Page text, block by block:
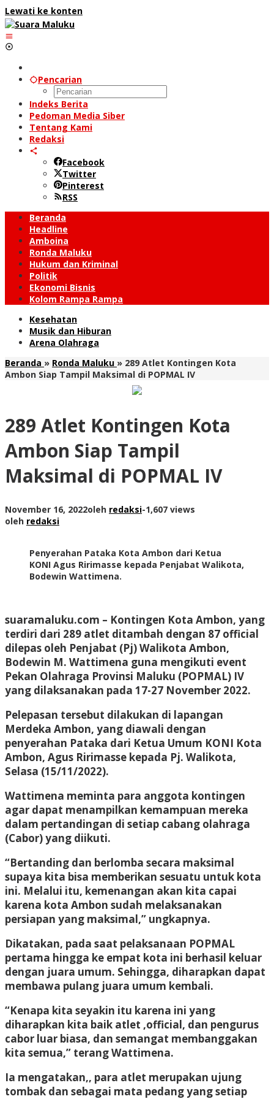
Lewati ke konten
Pencarian
Indeks Berita
Pedoman Media Siber
Tentang Kami
Redaksi
Facebook
Twitter
Pinterest
RSS
Beranda
Headline
Amboina
Ronda Maluku
Hukum dan Kriminal
Politik
Ekonomi Bisnis
Kolom Rampa Rampa
Kesehatan
Musik dan Hiburan
Arena Olahraga
Beranda » Ronda Maluku » 289 Atlet Kontingen Kota
Ambon Siap Tampil Maksimal di POPMAL IV
289 Atlet Kontingen Kota
Ambon Siap Tampil
Maksimal di POPMAL IV
November 16, 2022oleh redaksi-1,607 views
oleh redaksi
Penyerahan Pataka Kota Ambon dari Ketua
KONI Agus Ririmasse kepada Penjabat Walikota,
Bodewin Wattimena.
suaramaluku.com – Kontingen Kota Ambon, yang
terdiri dari 289 atlet ditambah dengan 87 official
dilepas oleh Penjabat (Pj) Walikota Ambon,
Bodewin M. Wattimena guna mengikuti event
Pekan Olahraga Provinsi Maluku (POPMAL) IV
yang dilaksanakan pada 17-27 November 2022.
Pelepasan tersebut dilakukan di lapangan
Merdeka Ambon, yang diawali dengan
penyerahan Pataka dari Ketua Umum KONI Kota
Ambon, Agus Ririmasse kepada Pj. Walikota,
Selasa (15/11/2022).
Wattimena meminta para anggota kontingen
agar dapat menampilkan kemampuan mereka
dalam pertandingan di setiap cabang olahraga
(Cabor) yang diikuti.
“Bertanding dan berlomba secara maksimal
supaya kita bisa memberikan sesuatu untuk kota
ini. Melalui itu, kemenangan akan kita capai
karena kota Ambon sudah melaksanakan
persiapan yang maksimal,” ungkapnya.
Dikatakan, pada saat pelaksanaan POPMAL
pertama hingga ke empat kota ini berhasil keluar
dengan juara umum. Sehingga, diharapkan dapat
membawa pulang juara umum kembali.
“Kenapa kita seyakin itu karena ini yang
diharapkan kita baik atlet ,official, dan pengurus
cabor luar biasa, dan semangat membanggakan
kita semua,” terang Wattimena.
Ia mengatakan,, para atlet merupakan ujung
tombak dan sebagai mata pedang yang setiap